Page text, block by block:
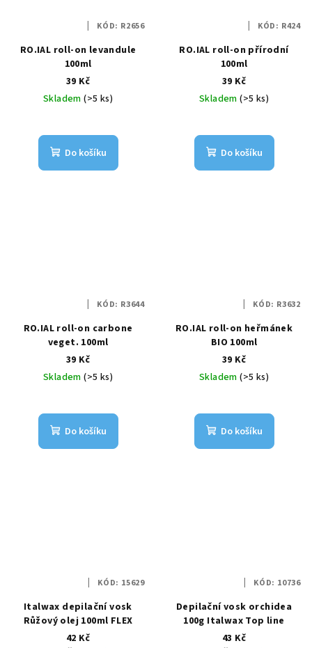
RO.IAL roll-on levandule
100ml
39 Kč
Skladem(>5 ks)
Do košíku
KÓD: R2656
RO.IAL roll-on přírodní
100ml
39 Kč
Skladem(>5 ks)
Do košíku
KÓD: R424
RO.IAL roll-on carbone
veget. 100ml
39 Kč
Skladem(>5 ks)
Do košíku
KÓD: R3644
RO.IAL roll-on heřmánek
BIO 100ml
39 Kč
Skladem(>5 ks)
Do košíku
KÓD: R3632
Italwax depilační vosk
Růžový olej 100ml FLEX
42 Kč
KÓD: 15629
Depilační vosk orchidea
100g Italwax Top line
43 Kč
KÓD: 10736